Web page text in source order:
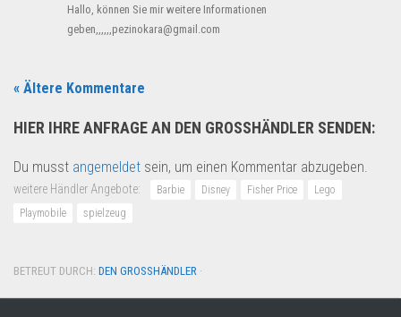
Hallo, können Sie mir weitere Informationen
geben,,,,,,pezinokara@gmail.com
« Ältere Kommentare
HIER IHRE ANFRAGE AN DEN GROSSHÄNDLER SENDEN:
Du musst angemeldet sein, um einen Kommentar abzugeben.
weitere Händler Angebote: Barbie Disney Fisher Price
Lego
Playmobile
spielzeug
BETREUT DURCH: DEN GROSSHÄNDLER ·